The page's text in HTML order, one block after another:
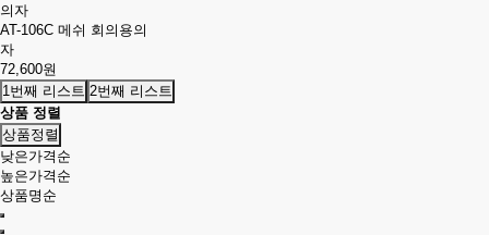
AT-106C 메쉬 회의용의
자
72,600원
1번째 리스트 2번째 리스트
상품 정렬
상품정렬
낮은가격순
높은가격순
상품명순